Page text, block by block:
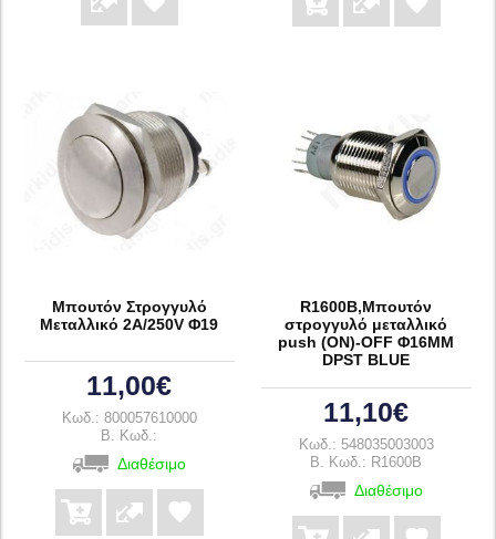
Μπουτόν Στρογγυλό
Μεταλλικό 2A/250V Φ19
11,00€
Κωδ.: 800057610000
B. Κωδ.:
Διαθέσιμο
R1600B,Μπουτόν
στρογγυλό μεταλλικό
push (ON)-OFF Φ16ΜΜ
DPST BLUE
11,10€
Κωδ.: 548035003003
B. Κωδ.: R1600B
Διαθέσιμο